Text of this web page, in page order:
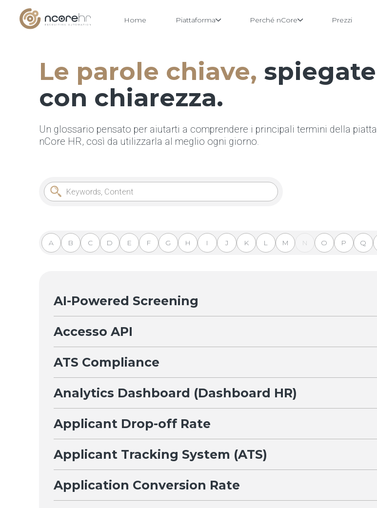
Home Piattaforma Perché nCore Prezzi
Le parole chiave, spiegate
con chiarezza.
Un glossario pensato per aiutarti a comprendere i principali termini della
nCore HR, così da utilizzarla al meglio ogni giorno.
Cerca nel glossario
A B C D E F G H I J K L M N O P Q
AI-Powered Screening
Accesso API
ATS Compliance
Analytics Dashboard (Dashboard HR)
Applicant Drop-off Rate
Applicant Tracking System (ATS)
Application Conversion Rate